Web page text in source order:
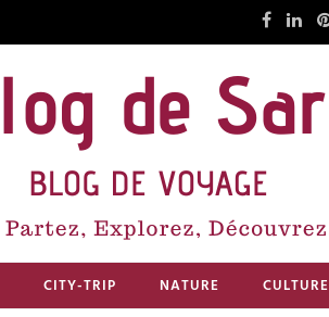
CITY-TRIP NATURE CULTURE